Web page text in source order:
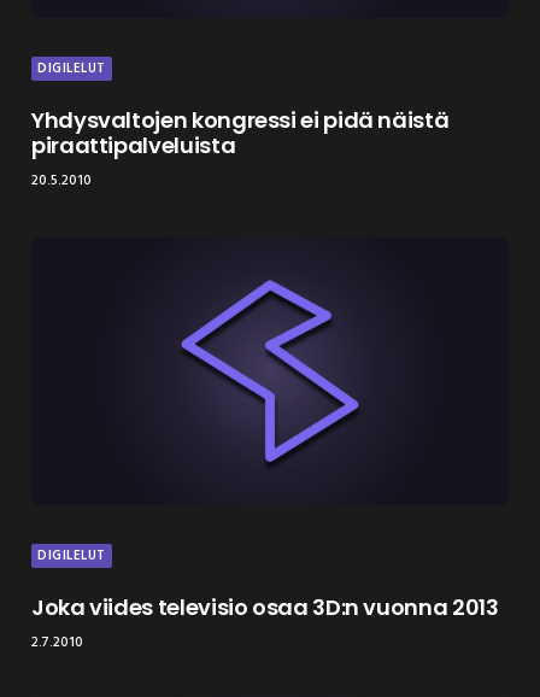
DIGILELUT
Yhdysvaltojen kongressi ei pidä näistä
piraattipalveluista
20.5.2010
DIGILELUT
Joka viides televisio osaa 3D:n vuonna 2013
2.7.2010